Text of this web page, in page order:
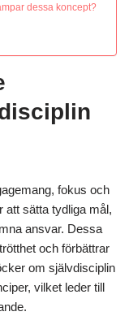
dessa koncept?
fokus och
att sätta tydliga mål,
ansvar. Dessa
och förbättrar
om självdisciplin
vilket leder till